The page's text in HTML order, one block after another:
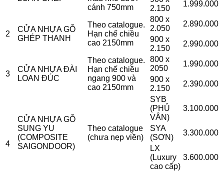
cánh 750mm
2.150
1.999.000
2
CỬA NHỰA GỖ
GHÉP THANH
Theo catalogue.
Hạn chế chiều
cao 2150mm
800 x
2.050
2.890.000
900 x
2.150
2.990.000
3
CỬA NHỰA ĐÀI
LOAN ĐÚC
Theo catalogue.
Hạn chế chiều
ngang 900 và
cao 2150mm
800 x
2050
1.990.000
900 x
2.150
2.390.000
4
CỬA NHỰA GỖ
SUNG YU
(COMPOSITE
SAIGONDOOR)
Theo catalogue
(chưa nẹp viền)
SYB
(PHỦ
VÂN)
3.100.000
SYA
(SƠN)
3.300.000
LX
(Luxury
cao cấp)
3.600.000